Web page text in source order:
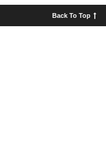
Back To Top